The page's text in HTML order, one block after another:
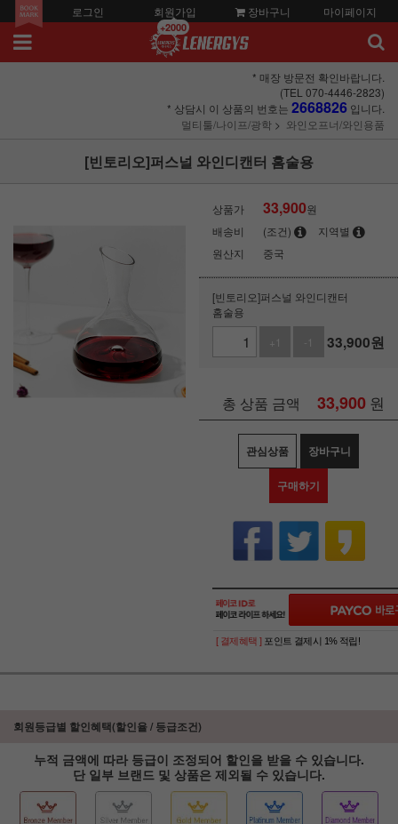
로그인 회원가입
+2000
장바구니 마이페이지
* 매장 방문전 확인바랍니다.
(TEL 070-4446-2823)
* 상담시 이 상품의 번호는 2668826 입니다.
멀티툴/나이프/광학
와인오프너/와인용품
[빈토리오]퍼스널 와인디캔터 홈술용
상품가 33,900원
배송비
(조건)
지역별
원산지
중국
[빈토리오]퍼스널 와인디캔터
홈술용
+1
-1 33,900원
총 상품 금액 33,900 원
관심상품 장바구니
구매하기
[ 결제혜택 ] 포인트 결제시 1% 적립!
회원등급별 할인혜택(할인율 / 등급조건)
누적 금액에 따라 등급이 조정되어 할인을 받을 수 있습니다.
단 일부 브랜드 및 상품은 제외될 수 있습니다.